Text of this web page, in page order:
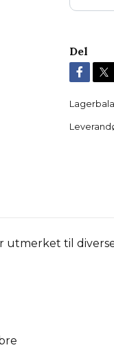
Del
utmerket til